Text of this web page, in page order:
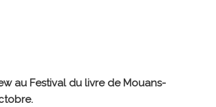
au Festival du livre de Mouans-